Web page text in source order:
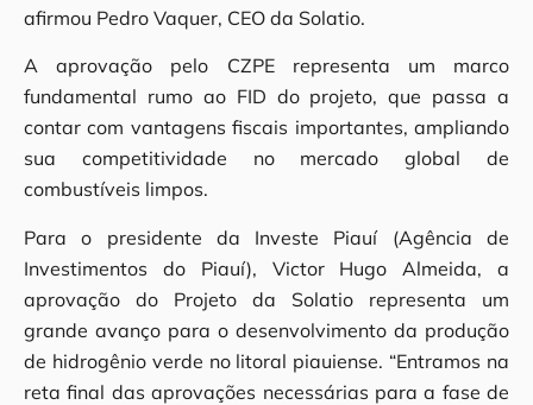
afirmou Pedro Vaquer, CEO da Solatio.
A aprovação pelo CZPE representa um marco
fundamental rumo ao FID do projeto, que passa a
contar com vantagens fiscais importantes, ampliando
sua competitividade no mercado global de
combustíveis limpos.
Para o presidente da Investe Piauí (Agência de
Investimentos do Piauí), Victor Hugo Almeida, a
aprovação do Projeto da Solatio representa um
grande avanço para o desenvolvimento da produção
de hidrogênio verde no litoral piauiense. “Entramos na
reta final das aprovações necessárias para a fase de